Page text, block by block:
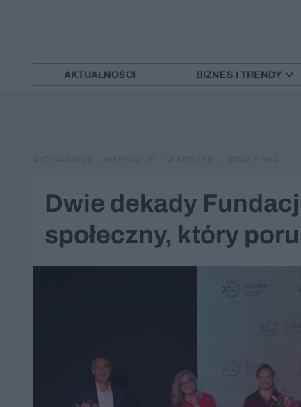
AKTUALNOŚCI BIZNES I TRENDY
Dwie dekady
społeczny, który